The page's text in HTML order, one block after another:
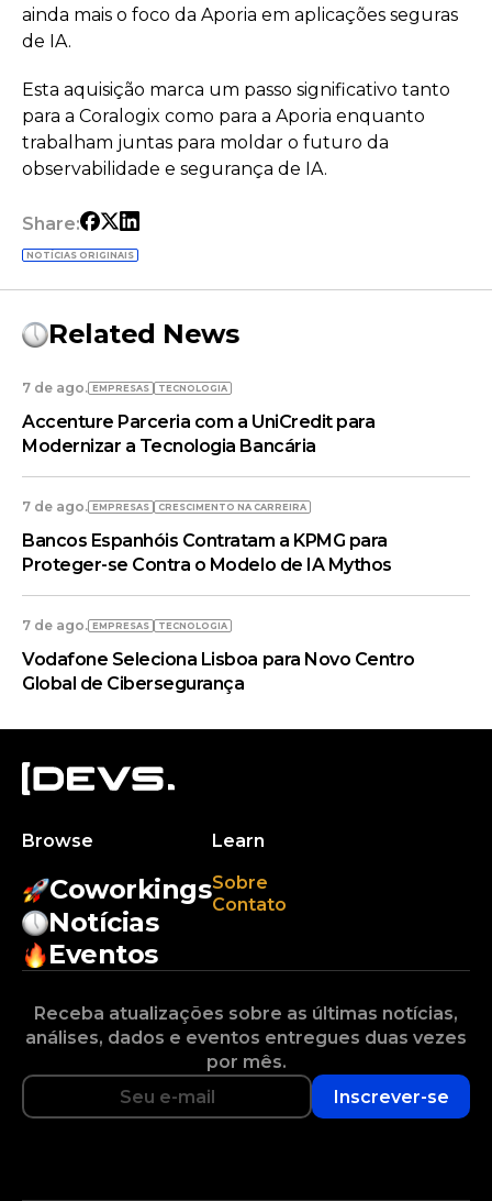
ainda mais o foco da Aporia em aplicações seguras
de IA.
Esta aquisição marca um passo significativo tanto
para a Coralogix como para a Aporia enquanto
trabalham juntas para moldar o futuro da
observabilidade e segurança de IA.
Share:
NOTÍCIAS ORIGINAIS
Related News
7 de ago. EMPRESAS TECNOLOGIA
Accenture Parceria com a UniCredit para
Modernizar a Tecnologia Bancária
7 de ago. EMPRESAS CRESCIMENTO NA CARREIRA
Bancos Espanhóis Contratam a KPMG para
Proteger-se Contra o Modelo de IA Mythos
7 de ago. EMPRESAS TECNOLOGIA
Vodafone Seleciona Lisboa para Novo Centro
Global de Cibersegurança
Browse
Coworkings
Notícias
Eventos
Learn
Sobre
Contato
Receba atualizações sobre as últimas notícias,
análises, dados e eventos entregues duas vezes
por mês.
Inscrever-se